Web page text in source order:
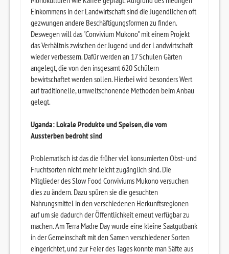
Einkommens in der Landwirtschaft sind die Jugendlichen oft
gezwungen andere Beschäftigungsformen zu finden.
Deswegen will das "Convivium Mukono" mit einem Projekt
das Verhältnis zwischen der Jugend und der Landwirtschaft
wieder verbessern. Dafür werden an 17 Schulen Gärten
angelegt, die von den insgesamt 620 Schülern
bewirtschaftet werden sollen. Hierbei wird besonders Wert
auf traditionelle, umweltschonende Methoden beim Anbau
gelegt.
Uganda: Lokale Produkte und Speisen, die vom
Aussterben bedroht sind
Problematisch ist das die früher viel konsumierten Obst- und
Fruchtsorten nicht mehr leicht zugänglich sind. Die
Mitglieder des Slow Food Conviviums Mukono versuchen
dies zu ändern. Dazu spüren sie die gesuchten
Nahrungsmittel in den verschiedenen Herkunftsregionen
auf um sie dadurch der Öffentlichkeit erneut verfügbar zu
machen. Am Terra Madre Day wurde eine kleine Saatgutbank
in der Gemeinschaft mit den Samen verschiedener Sorten
eingerichtet, und zur Feier des Tages konnte man Säfte aus